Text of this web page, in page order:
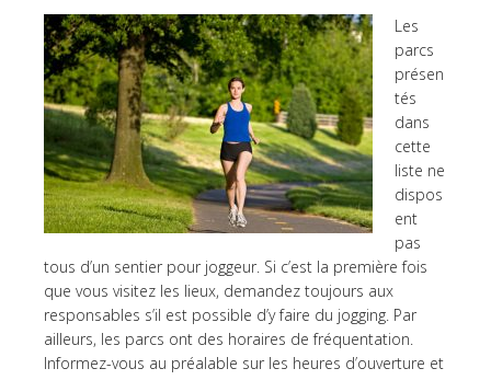
Les
parcs
présen
tés
dans
cette
liste ne
dispos
ent
pas
tous d’un sentier pour joggeur. Si c’est la première fois
que vous visitez les lieux, demandez toujours aux
responsables s’il est possible d’y faire du jogging. Par
ailleurs, les parcs ont des horaires de fréquentation.
Informez-vous au préalable sur les heures d’ouverture et